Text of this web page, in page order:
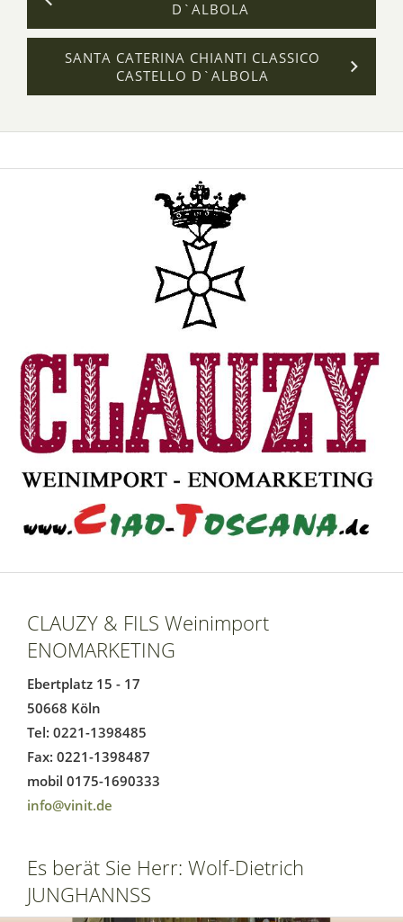
D`ALBOLA
SANTA CATERINA CHIANTI CLASSICO
CASTELLO D`ALBOLA
CLAUZY & FILS Weinimport
ENOMARKETING
Ebertplatz 15 - 17
50668 Köln
Tel: 0221-1398485
Fax: 0221-1398487
mobil 0175-1690333
info@vinit.de
Es berät Sie Herr: Wolf-Dietrich
JUNGHANNSS